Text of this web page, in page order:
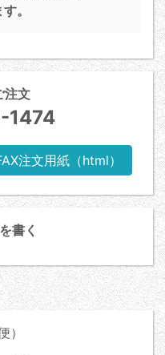
。
注文
1474
注文用紙（html）
書く
）